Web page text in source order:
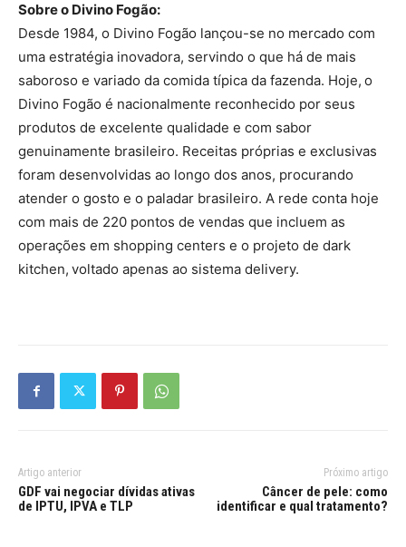
Sobre o Divino Fogão:
Desde 1984, o Divino Fogão lançou-se no mercado com
uma estratégia inovadora, servindo o que há de mais
saboroso e variado da comida típica da fazenda. Hoje, o
Divino Fogão é nacionalmente reconhecido por seus
produtos de excelente qualidade e com sabor
genuinamente brasileiro. Receitas próprias e exclusivas
foram desenvolvidas ao longo dos anos, procurando
atender o gosto e o paladar brasileiro. A rede conta hoje
com mais de 220 pontos de vendas que incluem as
operações em shopping centers e o projeto de dark
kitchen, voltado apenas ao sistema delivery.
Artigo anterior
GDF vai negociar dívidas ativas
de IPTU, IPVA e TLP
Próximo artigo
Câncer de pele: como
identificar e qual tratamento?